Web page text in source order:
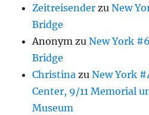
Zeitreisender zuNew
Bridge
Anonym zuNew York
Bridge
Christina zuNew York
Center, 9/11 Memorial
Museum